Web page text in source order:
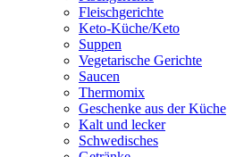
Fleischgerichte
Keto-Küche/Keto
Suppen
Vegetarische Gerichte
Saucen
Thermomix
Geschenke aus der Küche
Kalt und lecker
Schwedisches